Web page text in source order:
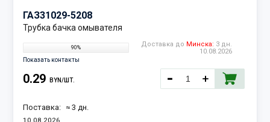
ГАЗ31029-5208
Трубка бачка омывателя
90%
Показать контакты
Доставка до Минска: 3 дн.
10.08.2026
0.29 BYN/ШТ.
Поставка: ≈ 3 дн.
10.08.2026